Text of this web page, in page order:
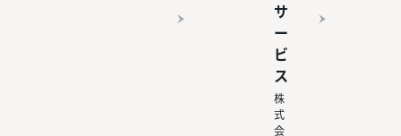
サ
ー
ビ
ス
株
式
会